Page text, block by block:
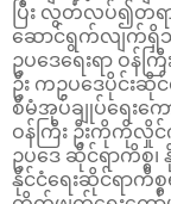
ပြီး လွတ်လပ်၍တရ
ဆောင်ရွက်လျက်ရှိသ
ဥပဒေရေးရာ ဝန်
ဦး ကဥပဒေပိုင်းဆို
စီမံအုပ်ချုပ်ရေးကော
ဝန်ကြီး ဦးကိုကိုလှို
ဥပဒေ ဆိုင်ရာကိစ္စ၊
နိုင်ငံရေးဆိုင်ရာကိစ္